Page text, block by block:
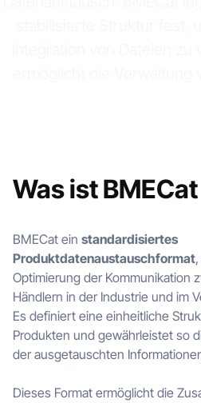
Was ist BMECat
BMECat ein standardisiertes
Produktdatenaustauschformat
Optimierung der Kommunikation
Händlern in der Industrie und im
Es definiert eine einheitliche
Produkten und gewährleistet so
der ausgetauschten
Dieses Format ermöglicht die